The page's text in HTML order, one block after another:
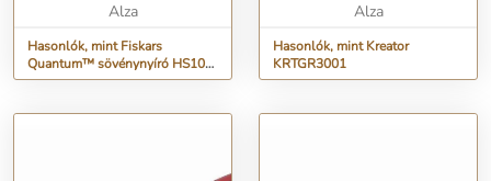
Alza
Hasonlók, mint Fiskars
Quantum™ sövénynyíró HS102
114820
Alza
Hasonlók, mint Kreator
KRTGR3001